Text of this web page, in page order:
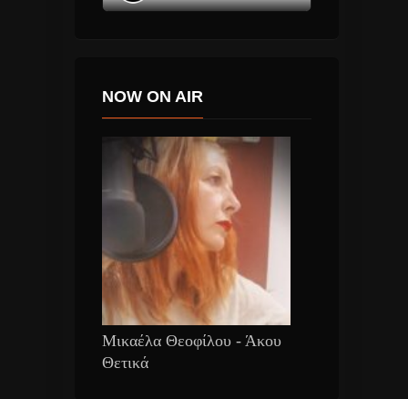
NOW ON AIR
Μικαέλα Θεοφίλου - Άκου
Θετικά